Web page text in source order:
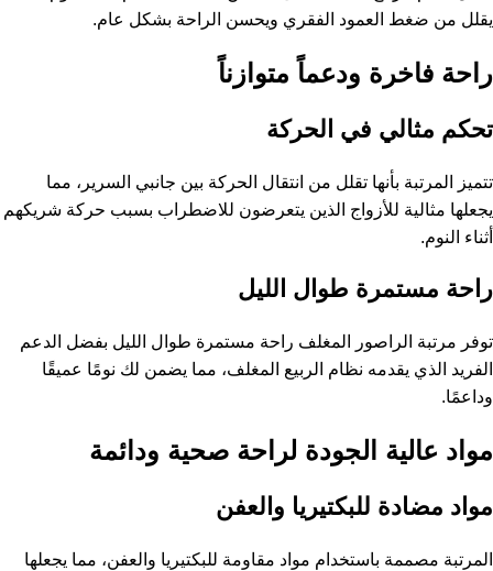
يقلل من ضغط العمود الفقري ويحسن الراحة بشكل عام.
راحة فاخرة ودعماً متوازناً
تحكم مثالي في الحركة
تتميز المرتبة بأنها تقلل من انتقال الحركة بين جانبي السرير، مما
يجعلها مثالية للأزواج الذين يتعرضون للاضطراب بسبب حركة شريكهم
أثناء النوم.
راحة مستمرة طوال الليل
توفر مرتبة الراصور المغلف راحة مستمرة طوال الليل بفضل الدعم
الفريد الذي يقدمه نظام الربيع المغلف، مما يضمن لك نومًا عميقًا
وداعمًا.
مواد عالية الجودة لراحة صحية ودائمة
مواد مضادة للبكتيريا والعفن
المرتبة مصممة باستخدام مواد مقاومة للبكتيريا والعفن، مما يجعلها